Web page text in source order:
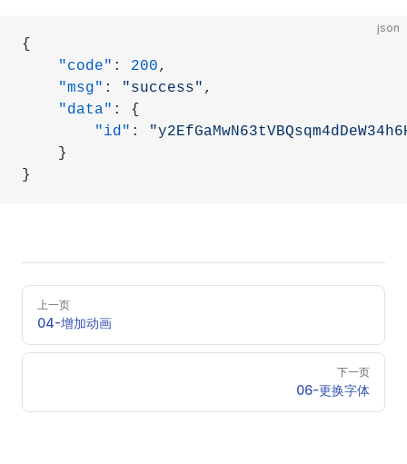
json
{
    "code"
: 200,
    "msg"
: "success" ,
    "data"
: {
        "id"
:
    }
}
Pager
上一页
04-增加动画
下一页
06-更换字体